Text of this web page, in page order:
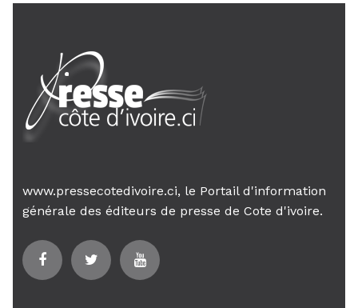
www.pressecotedivoire.ci, le Portail d'information
générale des éditeurs de presse de Cote d'ivoire.